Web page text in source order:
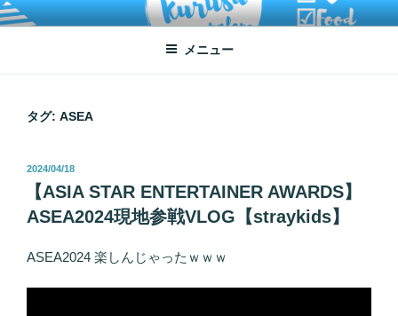
コ
ン
ン
ATSUKO KURUSU SALONE
written by Atsuko Kurusu
メニュー
タグ: ASEA
投
日:
2024/04/18
【ASIA STAR ENTERTAINER AWARDS】
ASEA2024現地参戦VLOG【straykids】
ASEA2024 楽しんじゃったｗｗｗ